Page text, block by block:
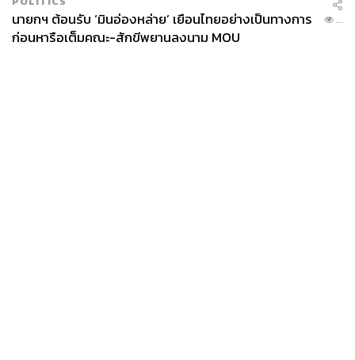
นายกฯ ต้อนรับ ‘มินอ่องหล่าย’ เยือนไทยอย่างเป็นทางการ
ก่อนหารือเต็มคณะ-สักขีพยานลงนาม MOU
...